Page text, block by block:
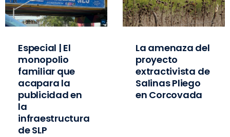
Especial | El
monopolio
familiar que
acapara la
publicidad en
la
infraestructura
de SLP
La amenaza del
proyecto
extractivista de
Salinas Pliego
en Corcovada